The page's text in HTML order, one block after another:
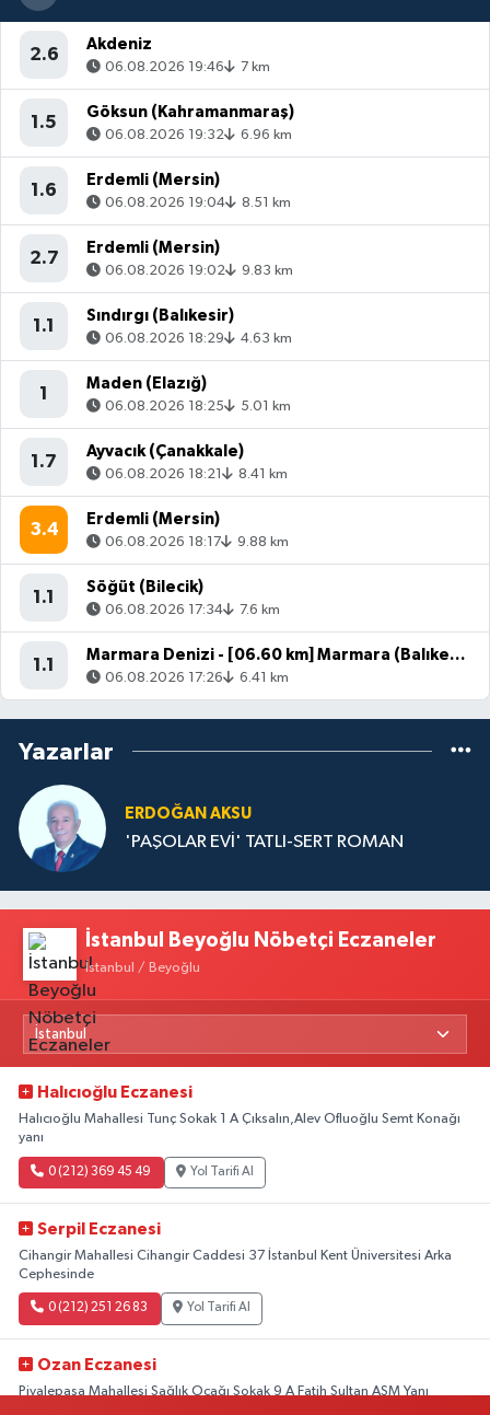
2.6
Akdeniz
06.08.2026 19:46 7 km
1.5
Göksun (Kahramanmaraş)
06.08.2026 19:32 6.96 km
1.6
Erdemli (Mersin)
06.08.2026 19:04 8.51 km
2.7
Erdemli (Mersin)
06.08.2026 19:02 9.83 km
1.1
Sındırgı (Balıkesir)
06.08.2026 18:29 4.63 km
1
Maden (Elazığ)
06.08.2026 18:25 5.01 km
1.7
Ayvacık (Çanakkale)
06.08.2026 18:21 8.41 km
3.4
Erdemli (Mersin)
06.08.2026 18:17 9.88 km
1.1
Söğüt (Bilecik)
06.08.2026 17:34 7.6 km
1.1
Marmara Denizi - [06.60 km] Marmara (Balıkesir)
06.08.2026 17:26 6.41 km
Yazarlar
ERDOĞAN AKSU
'PAŞOLAR EVİ' TATLI-SERT ROMAN
İstanbul Beyoğlu Nöbetçi Eczaneler
İstanbul / Beyoğlu
Halıcıoğlu Eczanesi
Halıcıoğlu Mahallesi Tunç Sokak 1 A Çıksalın,Alev Ofluoğlu Semt Konağı
yanı
0 (212) 369 45 49 Yol Tarifi Al
Serpil Eczanesi
Cihangir Mahallesi Cihangir Caddesi 37 İstanbul Kent Üniversitesi Arka
Cephesinde
0 (212) 251 26 83 Yol Tarifi Al
Ozan Eczanesi
Piyalepaşa Mahallesi Sağlık Ocağı Sokak 9 A Fatih Sultan ASM Yanı